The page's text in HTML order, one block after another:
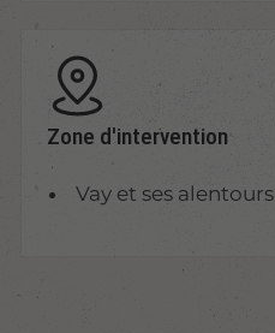
Zone d'intervention
Vay et ses alentours